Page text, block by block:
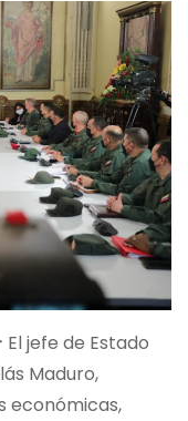
El jefe de Estado
Maduro,
económicas,